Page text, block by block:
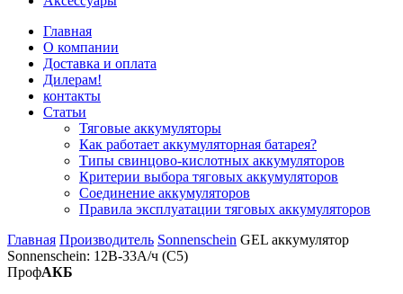
Главная
О компании
Доставка и оплата
Дилерам!
контакты
Статьи
Тяговые аккумуляторы
Как работает аккумуляторная батарея?
Типы свинцово-кислотных аккумуляторов
Критерии выбора тяговых аккумуляторов
Соединение аккумуляторов
Правила эксплуатации тяговых аккумуляторов
Главная Производитель Sonnenschein GEL аккумулятор
Sonnenschein: 12В-33А/ч (С5)
ПрофАКБ